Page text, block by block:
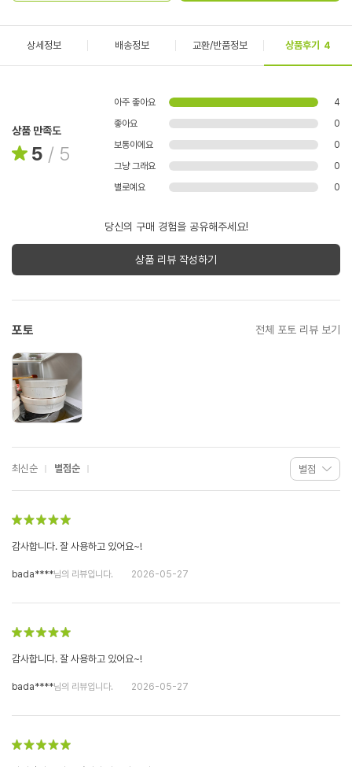
상세정보 배송정보 교환/반품정보 상품후기 4
상품 만족도
5 / 5
아주 좋아요
4
좋아요
0
보통이에요
0
그냥 그래요
0
별로예요
0
당신의 구매 경험을 공유해주세요!
상품 리뷰 작성하기
포토 전체 포토 리뷰 보기
최신순 별점순
감사합니다. 잘 사용하고 있어요~!
bada****님의 리뷰입니다. 2026-05-27
감사합니다. 잘 사용하고 있어요~!
bada****님의 리뷰입니다. 2026-05-27